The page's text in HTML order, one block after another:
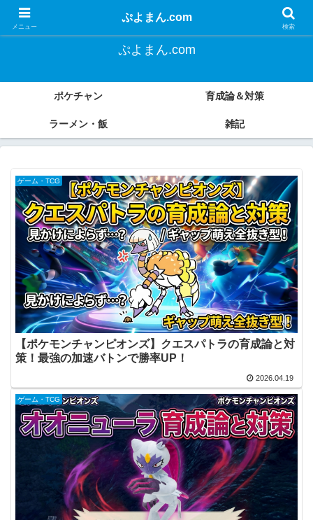
よく遊び、よく食べる。
ぷよまん.com
ポケチャン 育成論＆対策
ラーメン・飯 雑記
ゲーム・TCG
【ポケモンチャンピオンズ】クエスパトラの育成論と対
策！最強の加速バトンで勝率UP！
2026.04.19
ゲーム・TCG
メニュー
ぷよまん.com
検索